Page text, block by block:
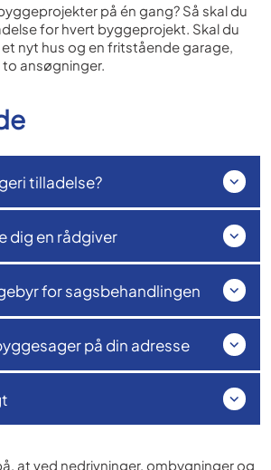
på én gang? Så skal du
for hvert byggeprojekt. Skal du
nyt hus og en fritstående garage,
ansøgninger.
tilladelse?
dig en rådgiver
for sagsbehandlingen
på din adresse
at ved nedrivninger, ombygninger og